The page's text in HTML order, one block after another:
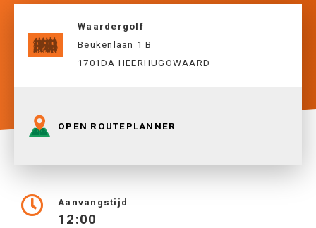
Waardergolf
Beukenlaan 1 B
1701DA HEERHUGOWAARD
OPEN ROUTEPLANNER
Aanvangstijd
12:00